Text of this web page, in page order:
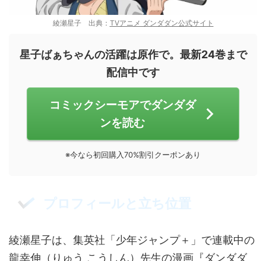
綾瀬星子 出典： TVアニメ ダンダダン公式サイト
星子ばぁちゃんの活躍は原作で。最新24巻まで
配信中です
コミックシーモアでダンダダ
ンを読む
※今なら初回購入70%割引クーポンあり
プロフィールと立ち位置
綾瀬星子は、集英社「少年ジャンプ＋」で連載中の
龍幸伸（りゅう こうしん）先生の漫画『ダンダダ